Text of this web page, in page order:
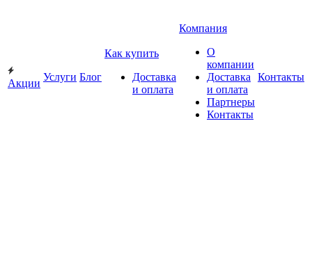
Акции
Услуги Блог
Как купить
Доставка
и оплата
Компания
О
компании
Доставка
и оплата
Партнеры
Контакты
Контакты